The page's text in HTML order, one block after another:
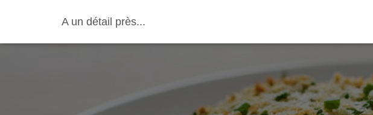
A un détail près...